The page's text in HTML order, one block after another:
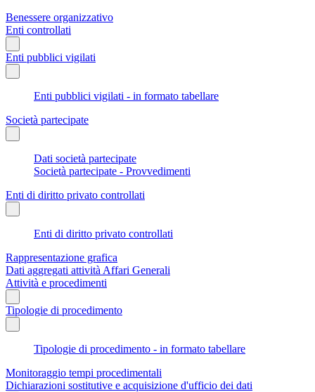
Benessere organizzativo
Enti controllati
Enti pubblici vigilati
Enti pubblici vigilati - in formato tabellare
Società partecipate
Dati società partecipate
Società partecipate - Provvedimenti
Enti di diritto privato controllati
Enti di diritto privato controllati
Rappresentazione grafica
Dati aggregati attività Affari Generali
Attività e procedimenti
Tipologie di procedimento
Tipologie di procedimento - in formato tabellare
Monitoraggio tempi procedimentali
Dichiarazioni sostitutive e acquisizione d'ufficio dei dati